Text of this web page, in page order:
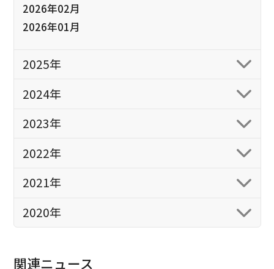
2026年02月
2026年01月
2025年
2024年
2023年
2022年
2021年
2020年
関連ニュース